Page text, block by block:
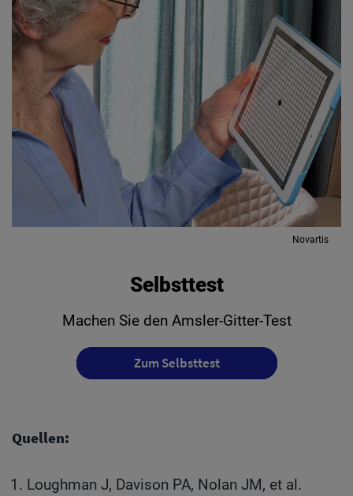
Novartis
Selbsttest
Machen Sie den Amsler-Gitter-Test
Zum Selbsttest
Quellen:
Loughman J, Davison PA, Nolan JM, et al.